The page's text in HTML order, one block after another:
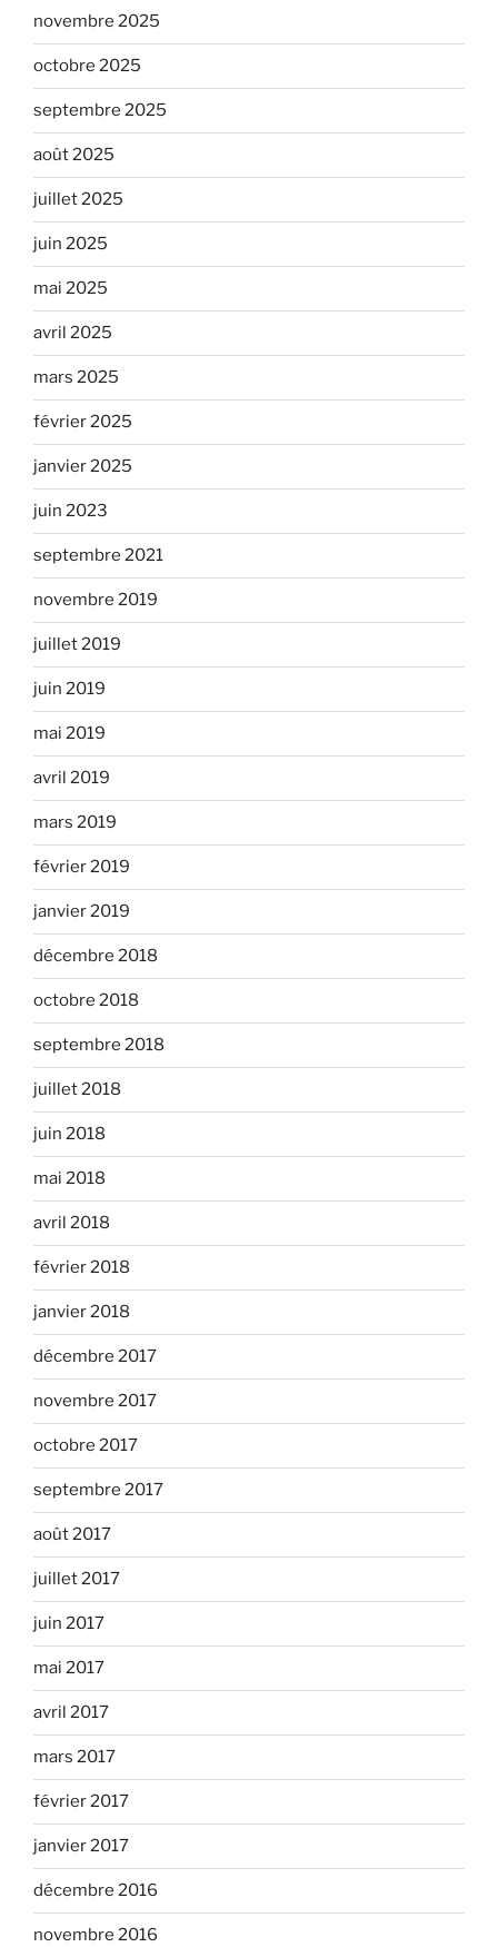
novembre 2025
octobre 2025
septembre 2025
août 2025
juillet 2025
juin 2025
mai 2025
avril 2025
mars 2025
février 2025
janvier 2025
juin 2023
septembre 2021
novembre 2019
juillet 2019
juin 2019
mai 2019
avril 2019
mars 2019
février 2019
janvier 2019
décembre 2018
octobre 2018
septembre 2018
juillet 2018
juin 2018
mai 2018
avril 2018
février 2018
janvier 2018
décembre 2017
novembre 2017
octobre 2017
septembre 2017
août 2017
juillet 2017
juin 2017
mai 2017
avril 2017
mars 2017
février 2017
janvier 2017
décembre 2016
novembre 2016